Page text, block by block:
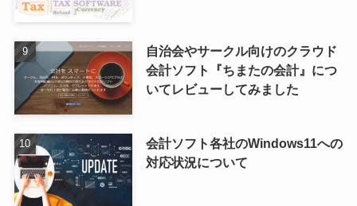
自治会やサークル向けのクラウド
会計ソフト『ちまたの会計』につ
いてレビューしてみました
会計ソフト各社のWindows11への
対応状況について